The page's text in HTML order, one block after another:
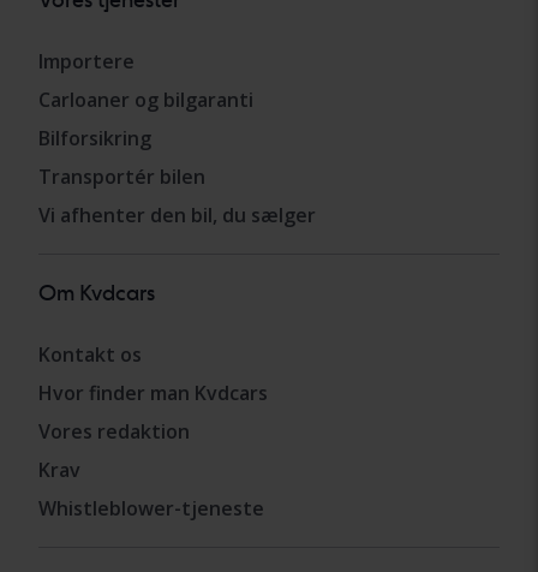
Importere
Carloaner og bilgaranti
Bilforsikring
Transportér bilen
Vi afhenter den bil, du sælger
Om Kvdcars
Kontakt os
Hvor finder man Kvdcars
Vores redaktion
Krav
Whistleblower-tjeneste